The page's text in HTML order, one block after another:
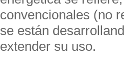
convencionales (no
se están
extender su uso.